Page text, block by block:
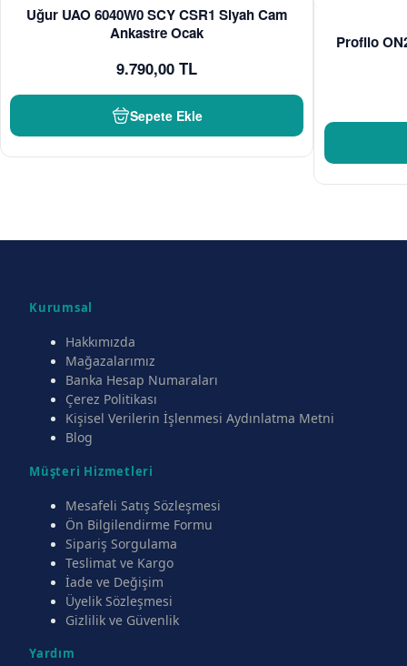
Uğur UAO 6040W0 SCY CSR1 Siyah Cam
Ankastre Ocak
9.790,00 TL
Sepete Ekle
Profilo
Kurumsal
Hakkımızda
Mağazalarımız
Banka Hesap Numaraları
Çerez Politikası
Kişisel Verilerin İşlenmesi Aydınlatma Metni
Blog
Müşteri Hizmetleri
Mesafeli Satış Sözleşmesi
Ön Bilgilendirme Formu
Sipariş Sorgulama
Teslimat ve Kargo
İade ve Değişim
Üyelik Sözleşmesi
Gizlilik ve Güvenlik
Yardım